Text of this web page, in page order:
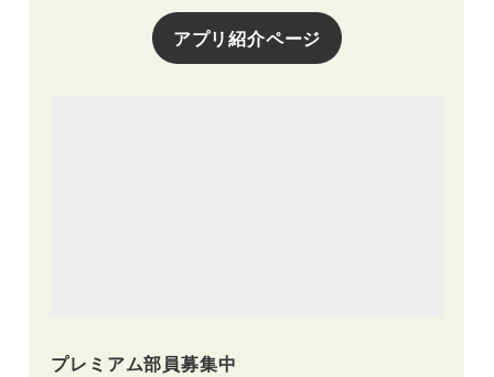
アプリ紹介ページ
プレミアム部員募集中